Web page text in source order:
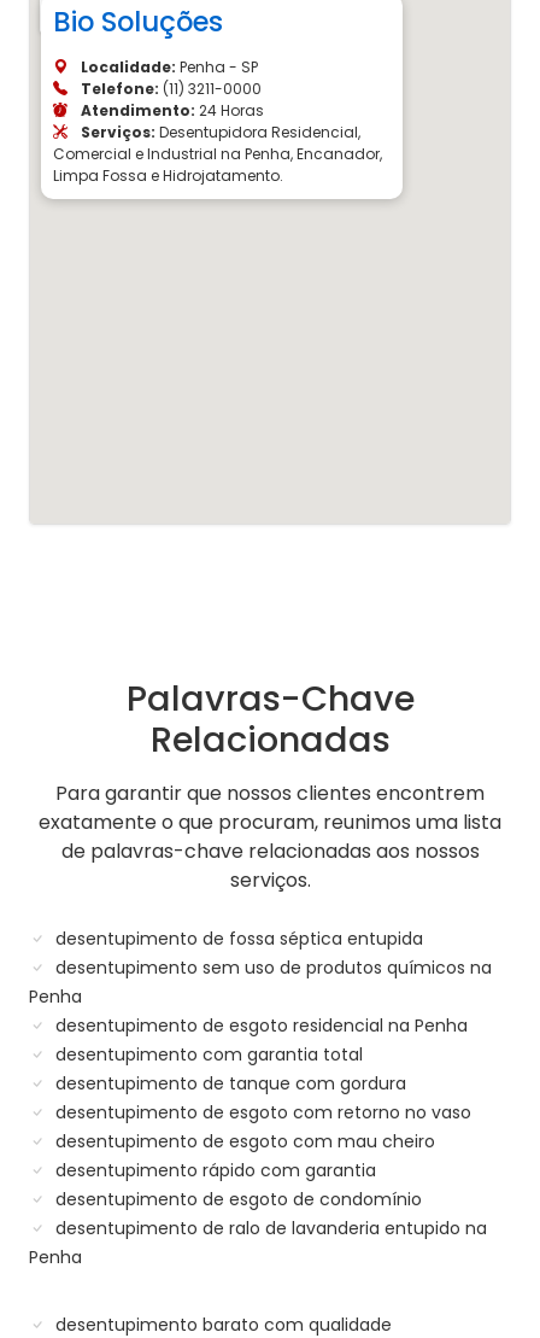
Bio Soluções
Localidade: Penha - SP
Telefone: (11) 3211-0000
Atendimento: 24 Horas
Serviços: Desentupidora Residencial,
Comercial e Industrial na Penha, Encanador,
Limpa Fossa e Hidrojatamento.
Palavras-Chave
Relacionadas
Para garantir que nossos clientes encontrem
exatamente o que procuram, reunimos uma lista
de palavras-chave relacionadas aos nossos
serviços.
desentupimento de fossa séptica entupida
desentupimento sem uso de produtos químicos na
Penha
desentupimento de esgoto residencial na Penha
desentupimento com garantia total
desentupimento de tanque com gordura
desentupimento de esgoto com retorno no vaso
desentupimento de esgoto com mau cheiro
desentupimento rápido com garantia
desentupimento de esgoto de condomínio
desentupimento de ralo de lavanderia entupido na
Penha
desentupimento barato com qualidade